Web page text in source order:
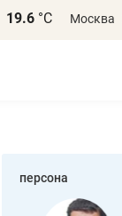
19.6 °С Москва
персона